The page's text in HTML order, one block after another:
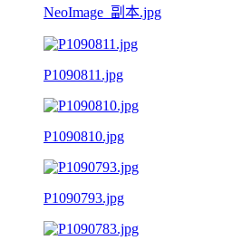
NeoImage_副本.jpg
P1090811.jpg
P1090810.jpg
P1090793.jpg